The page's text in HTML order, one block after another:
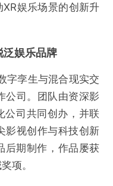
娱乐场景的创新升
泛娱乐品牌
字孪生与混合现实交
公司。团队由资深影
公司共同创办，并联
影视创作与科技创新
后期制作，作品屡获
项。